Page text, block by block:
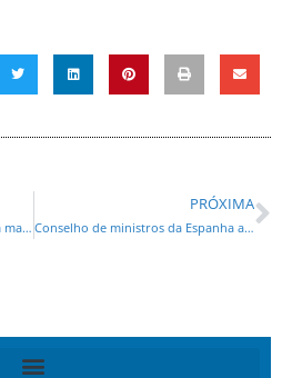
Pertinho de Curitiba: Litoral tem mais de 50 atrativos ligados ao Turismo de Aventura
PRÓXIMA
Conselho de ministros da Espanha aprova extradição de Oswaldo Eustáquio